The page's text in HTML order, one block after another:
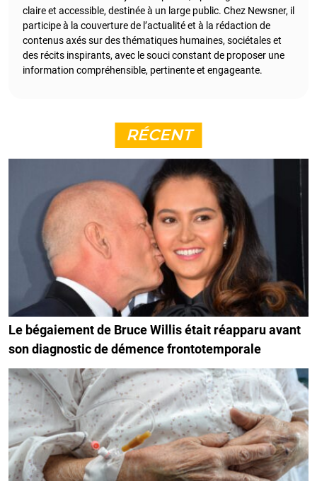
claire et accessible, destinée à un large public. Chez Newsner, il
participe à la couverture de l’actualité et à la rédaction de
contenus axés sur des thématiques humaines, sociétales et
des récits inspirants, avec le souci constant de proposer une
information compréhensible, pertinente et engageante.
RÉCENT
Le bégaiement de Bruce Willis était réapparu avant
son diagnostic de démence frontotemporale